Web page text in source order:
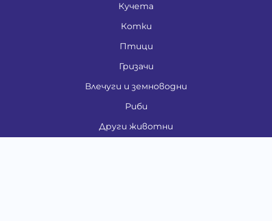
Кучета
Котки
Птици
Гризачи
Влечуги и земноводни
Риби
Други животни